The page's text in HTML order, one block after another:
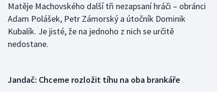
Motorsport
Olympijské hry
Plavání
Matěje Machovského další tři nezapsaní hráči – obránci
Adam Polášek, Petr Zámorský a útočník Dominik
Kubalík. Je jisté, že na jednoho z nich se určitě
nedostane.
Jandač: Chceme rozložit tíhu na oba brankáře